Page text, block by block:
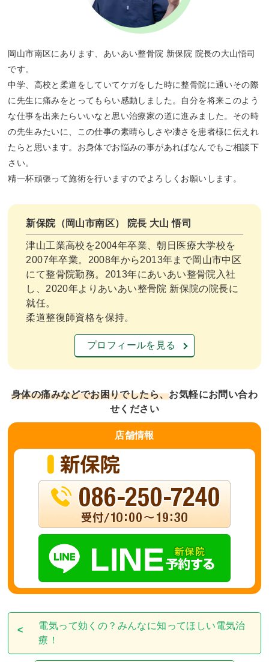
岡山市南区にあります、あいあい整骨院 新保院 院長の大山悟司
です。
中学、高校と柔道をしていてケガをした時に整骨院に通いその際
に先生に痛みをとってもらい感動しました。自分を将来このよう
な仕事を出来たらいいなと思い治療家の道に進みました。その時
の先生みたいに、この仕事の素晴らしさや凄さを患者様に伝えれ
たらと思います。お身体でお悩みの事があればなんでもご相談下
さい。
精一杯頑張って施術を行いますのでよろしくお願いします。
新保院（岡山市南区） 院長 大山 悟司
津山工業高校を2004年卒業、朝日医療大学校を
2007年卒業。2008年から2013年まで岡山市中区
にて整骨院勤務。2013年にあいあい整骨院入社
し、2020年よりあいあい整骨院 新保院の院長に
就任。
柔道整復師資格を保持。
プロフィールを見る
身体の痛みなどでお困りでしたら、お気軽にお問い合わ
せください
店舗情報
電気って効くの？みんなに知ってほしい電気治
療！